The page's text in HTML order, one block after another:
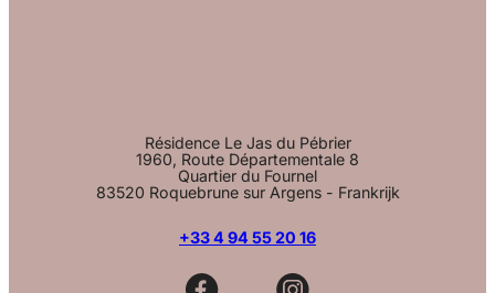
Résidence Le Jas du Pébrier
1960, Route Départementale 8
Quartier du Fournel
83520 Roquebrune sur Argens - Frankrijk
+33 4 94 55 20 16